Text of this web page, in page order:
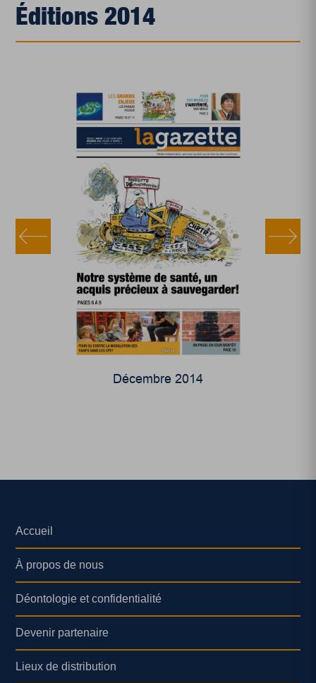
Éditions 2014
Décembre 2014
Accueil
À propos de nous
Déontologie et confidentialité
Devenir partenaire
Lieux de distribution